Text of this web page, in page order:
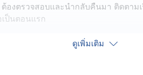
องตรวจสอบและนำกลับคืนมา ติดตาม
ป็นตอนแรก
เลข7 #ต้านทุจริตตามติดกลโกง #โครง
ดูเพิ่มเติม